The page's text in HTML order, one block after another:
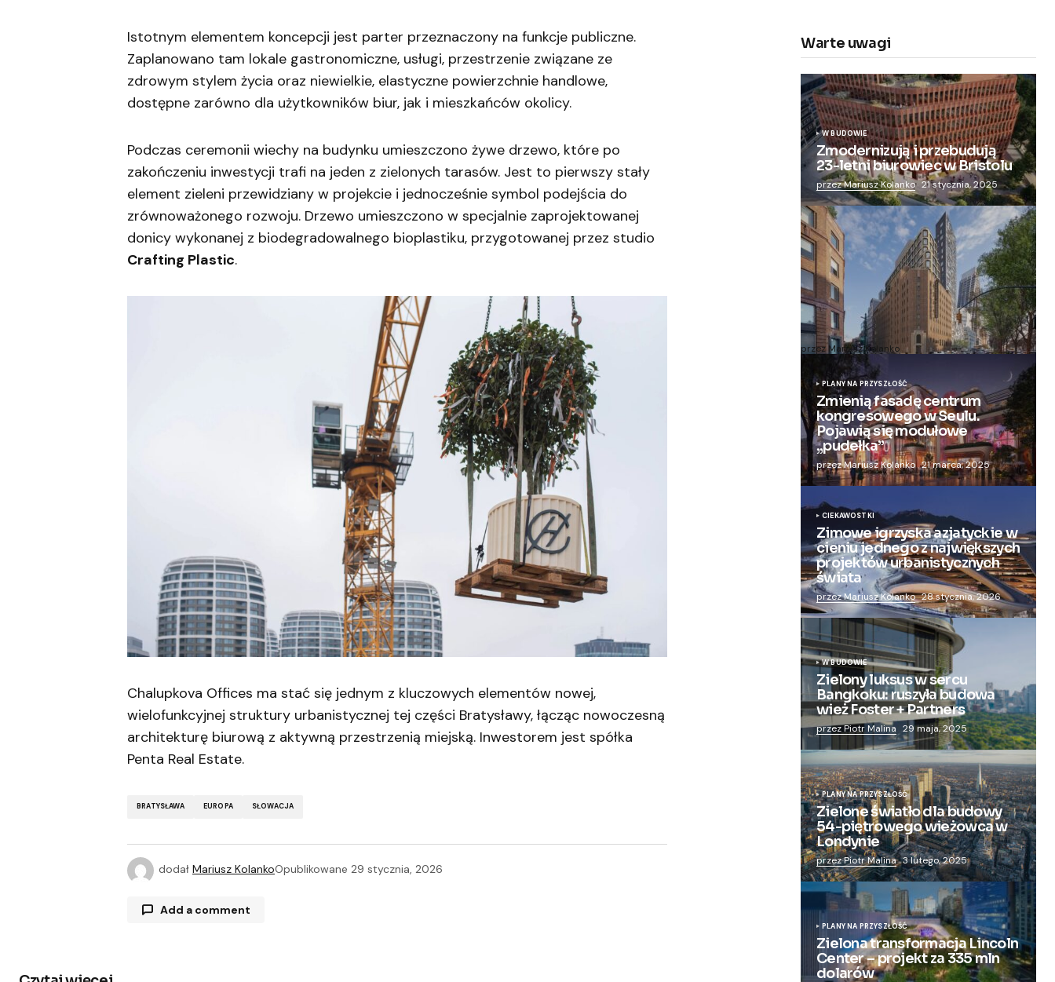
Istotnym elementem koncepcji jest parter przeznaczony na funkcje publiczne.
Zaplanowano tam lokale gastronomiczne, usługi, przestrzenie związane ze
zdrowym stylem życia oraz niewielkie, elastyczne powierzchnie handlowe,
dostępne zarówno dla użytkowników biur, jak i mieszkańców okolicy.
Podczas ceremonii wiechy na budynku umieszczono żywe drzewo, które po
zakończeniu inwestycji trafi na jeden z zielonych tarasów. Jest to pierwszy stały
element zieleni przewidziany w projekcie i jednocześnie symbol podejścia do
zrównoważonego rozwoju. Drzewo umieszczono w specjalnie zaprojektowanej
donicy wykonanej z biodegradowalnego bioplastiku, przygotowanej przez studio
Crafting Plastic.
Chalupkova Offices ma stać się jednym z kluczowych elementów nowej,
wielofunkcyjnej struktury urbanistycznej tej części Bratysławy, łącząc nowoczesną
architekturę biurową z aktywną przestrzenią miejską. Inwestorem jest spółka
Penta Real Estate.
BRATYSŁAWA EUROPA SŁOWACJA
dodał Mariusz KolankoOpublikowane 29 stycznia, 2026
Add a comment
Warte uwagi
W BUDOWIE
Zmodernizują i przebudują
23-letni biurowiec w Bristolu
przez Mariusz Kolanko 21 stycznia, 2025
Zmieniają więzienie dla kobiet w
nowoczesny apartamentowiec
przez Mariusz Kolanko 20 lipca, 2024
PLANY NA PRZYSZŁOŚĆ
Zmienią fasadę centrum
kongresowego w Seulu.
Pojawią się modułowe
„pudełka”
przez Mariusz Kolanko 21 marca, 2025
CIEKAWOSTKI
Zimowe igrzyska azjatyckie w
cieniu jednego z największych
projektów urbanistycznych
świata
przez Mariusz Kolanko 28 stycznia, 2026
W BUDOWIE
Zielony luksus w sercu
Bangkoku: ruszyła budowa
wież Foster + Partners
przez Piotr Malina 29 maja, 2025
PLANY NA PRZYSZŁOŚĆ
Zielone światło dla budowy
54-piętrowego wieżowca w
Londynie
przez Piotr Malina 3 lutego, 2025
PLANY NA PRZYSZŁOŚĆ
Zielona transformacja Lincoln
Center – projekt za 335 mln
dolarów